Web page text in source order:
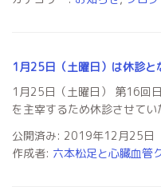
1月25日（土曜日）は休診と
1月25日（土曜日） 第16回
を主宰するため休診させて
公開済み: 2019年12月25日
作成者: 六本松足と心臓血管